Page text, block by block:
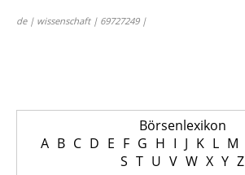
de | wissenschaft | 69727249 |
Börsenlexikon
A B C D E F G H I J K L M
S T U V W X Y Z